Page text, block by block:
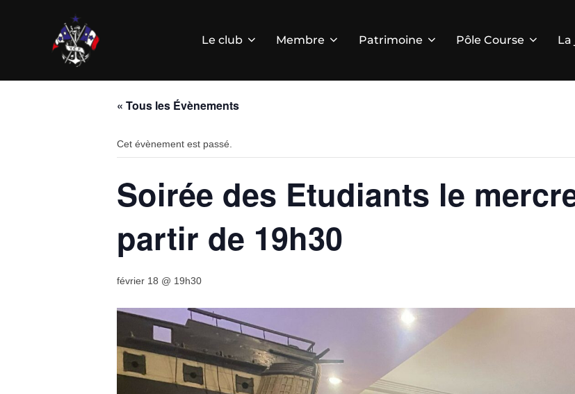
Le club Membre Patrimoine Pôle Course La
« Tous les Évènements
Cet évènement est passé.
Soirée des Etudiants le
partir de 19h30
février 18 @ 19h30